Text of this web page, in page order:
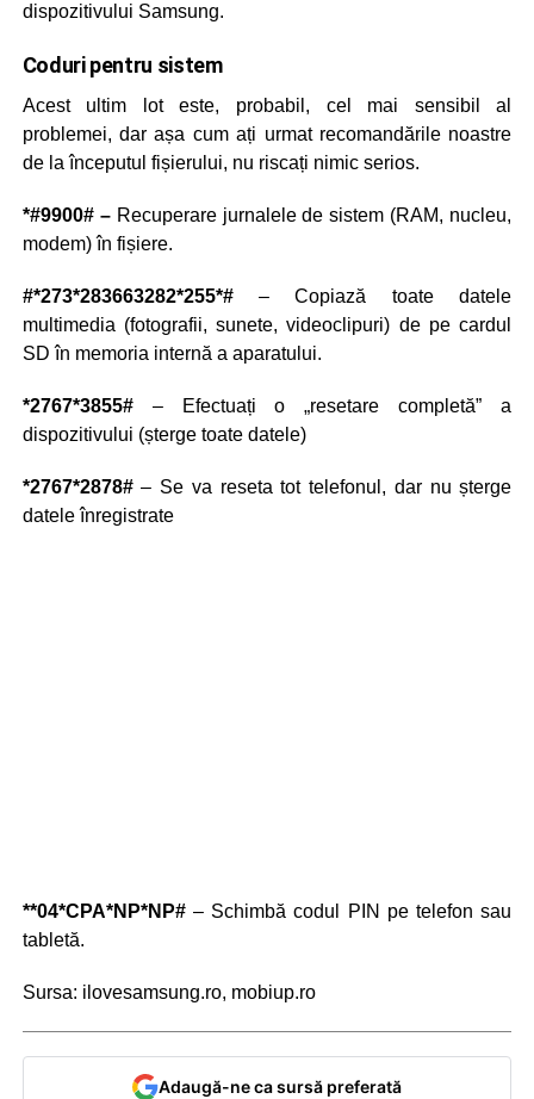
dispozitivului Samsung.
Coduri pentru sistem
Acest ultim lot este, probabil, cel mai sensibil al
problemei, dar așa cum ați urmat recomandările noastre
de la începutul fișierului, nu riscați nimic serios.
*#9900# –Recuperare jurnalele de sistem (RAM, nucleu,
modem) în fișiere.
#*273*283663282*255*#– Copiază toate datele
multimedia (fotografii, sunete, videoclipuri) de pe cardul
SD în memoria internă a aparatului.
*2767*3855#– Efectuați o „resetare completă” a
dispozitivului (șterge toate datele)
*2767*2878#– Se va reseta tot telefonul, dar nu șterge
datele înregistrate
**04*CPA*NP*NP#– Schimbă codul PIN pe telefon sau
tabletă.
Sursa: ilovesamsung.ro, mobiup.ro
Adaugă-ne ca sursă preferată